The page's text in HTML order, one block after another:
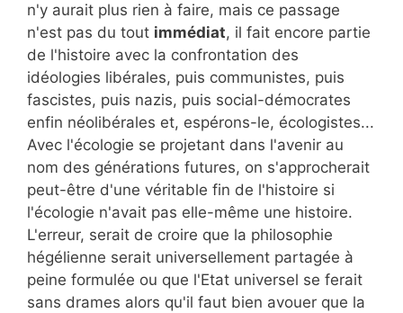
n'y aurait plus rien à faire, mais ce passage
n'est pas du tout immédiat, il fait encore partie
de l'histoire avec la confrontation des
idéologies libérales, puis communistes, puis
fascistes, puis nazis, puis social-démocrates
enfin néolibérales et, espérons-le, écologistes...
Avec l'écologie se projetant dans l'avenir au
nom des générations futures, on s'approcherait
peut-être d'une véritable fin de l'histoire si
l'écologie n'avait pas elle-même une histoire.
L'erreur, serait de croire que la philosophie
hégélienne serait universellement partagée à
peine formulée ou que l'Etat universel se ferait
sans drames alors qu'il faut bien avouer que la